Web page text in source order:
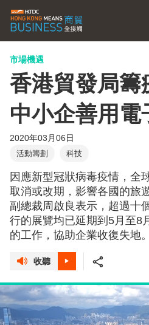
市場機遇
香港貿發局籌
中小企善用電
2020年03月06日
活動籌劃 科技
因應新型冠狀病毒疫情，全
取消或改期，影響各國的旅
副總裁周啟良表示，超過十
行的展覽均已延期到5月至8
的工作，協助企業收復失地。
收聽